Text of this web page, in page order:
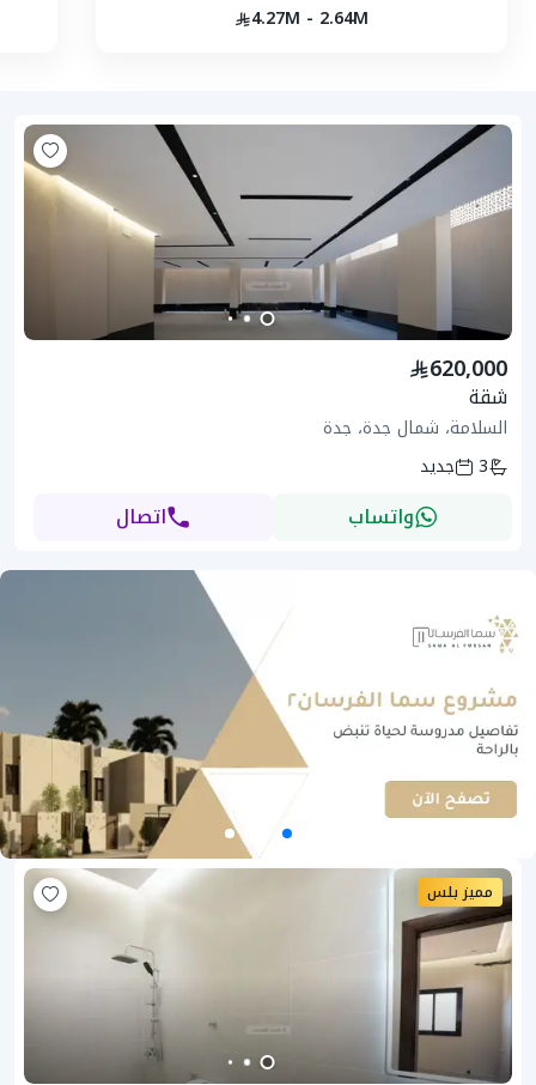
4.27M - 2.64M
620,000
شقة
السلامة، شمال جدة، جدة
3
جديد
واتساب اتصال
مميز بلس